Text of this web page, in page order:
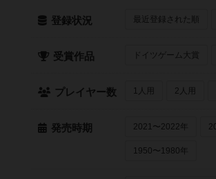
登録状況 最近登録された順
受賞作品 ドイツゲーム大賞
プレイヤー数 1人用 2人用
発売時期 2021〜2022年
1950〜1980年